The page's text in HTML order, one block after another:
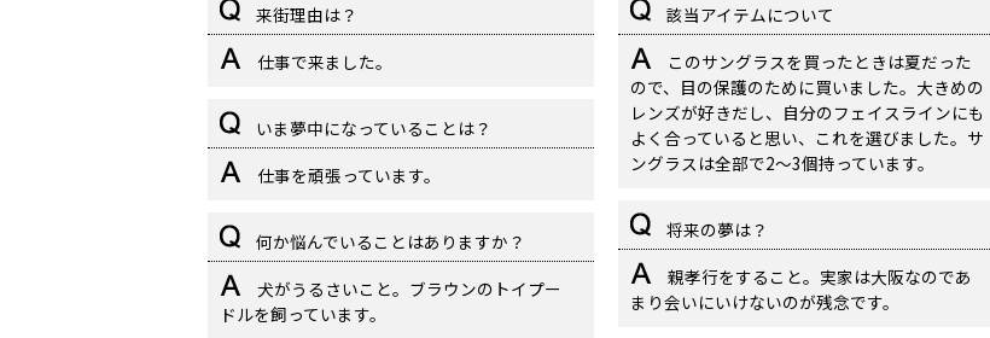
来街理由は？
仕事で来ました。
いま夢中になっていることは？
仕事を頑張っています。
何か悩んでいることはありますか？
犬がうるさいこと。ブラウンのトイプー
ドルを飼っています。
該当アイテムについて
このサングラスを買ったときは夏だった
ので、目の保護のために買いました。大きめの
レンズが好きだし、自分のフェイスラインにも
よく合っていると思い、これを選びました。サ
ングラスは全部で2〜3個持っています。
将来の夢は？
親孝行をすること。実家は大阪なのであ
まり会いにいけないのが残念です。